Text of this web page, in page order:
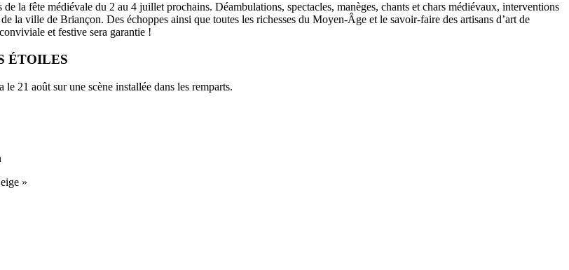
la fête médiévale du 2 au 4 juillet prochains. Déambulations, spectacles, manèges, chants et chars médiévaux, interventions
la ville de Briançon. Des échoppes ainsi que toutes les richesses du Moyen-Âge et le savoir-faire des artisans d’art de
et festive sera garantie !
ÉTOILES
21 août sur une scène installée dans les remparts.
»